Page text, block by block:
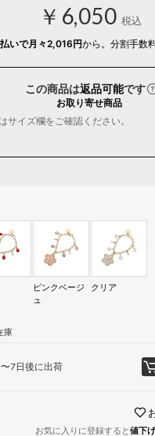
￥6,050 税込
いで月々2,016円から。分割手数
この商品は返品可能です
お取り寄せ商品
サイズ欄をご確認ください。
ピンクベージ
ュ
クリア
庫
7日後に出荷
お気に入りに登録すると値下げ